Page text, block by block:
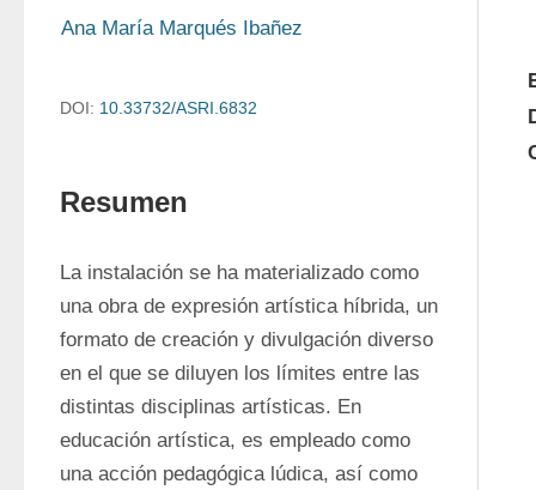
Ana María Marqués Ibañez
DOI: 10.33732/ASRI.6832
Resumen
La instalación se ha materializado como
una obra de expresión artística híbrida, un
formato de creación y divulgación diverso
en el que se diluyen los límites entre las
distintas disciplinas artísticas. En
educación artística, es empleado como
una acción pedagógica lúdica, así como